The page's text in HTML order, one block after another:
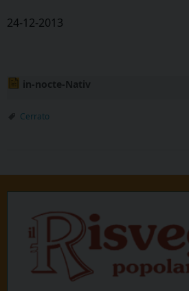
24-12-2013
in-nocte-Nativ
Cerrato